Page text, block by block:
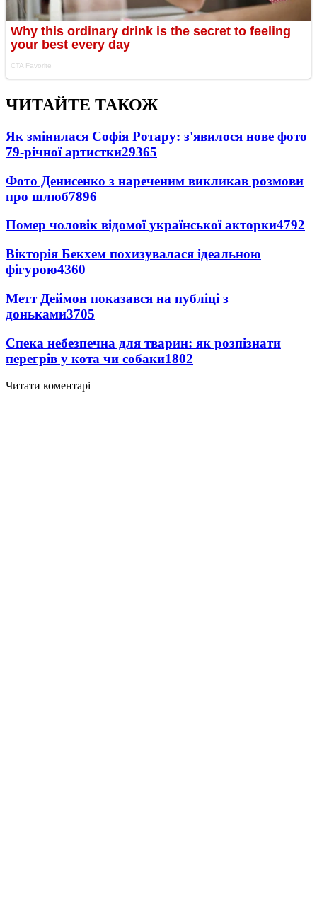
ЧИТАЙТЕ ТАКОЖ
Як змінилася Софія Ротару: з'явилося нове фото
79-річної артистки29365
Фото Денисенко з нареченим викликав розмови
про шлюб7896
Помер чоловік відомої української акторки4792
Вікторія Бекхем похизувалася ідеальною
фігурою4360
Метт Деймон показався на публіці з
доньками3705
Спека небезпечна для тварин: як розпізнати
перегрів у кота чи собаки1802
Читати коментарі